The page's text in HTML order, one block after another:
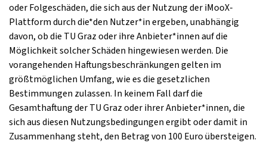
oder Folgeschäden, die sich aus der Nutzung der iMooX-
Plattform durch die*den Nutzer*in ergeben, unabhängig
davon, ob die TU Graz oder ihre Anbieter*innen auf die
Möglichkeit solcher Schäden hingewiesen werden. Die
vorangehenden Haftungsbeschränkungen gelten im
größtmöglichen Umfang, wie es die gesetzlichen
Bestimmungen zulassen. In keinem Fall darf die
Gesamthaftung der TU Graz oder ihrer Anbieter*innen, die
sich aus diesen Nutzungsbedingungen ergibt oder damit in
Zusammenhang steht, den Betrag von 100 Euro übersteigen.